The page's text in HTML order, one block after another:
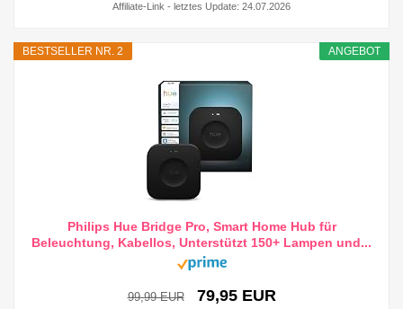
Affiliate-Link - letztes Update: 24.07.2026
ANGEBOT
BESTSELLER NR. 2
Philips Hue Bridge Pro, Smart Home Hub für
Beleuchtung, Kabellos, Unterstützt 150+ Lampen und...
99,99 EUR 79,95 EUR